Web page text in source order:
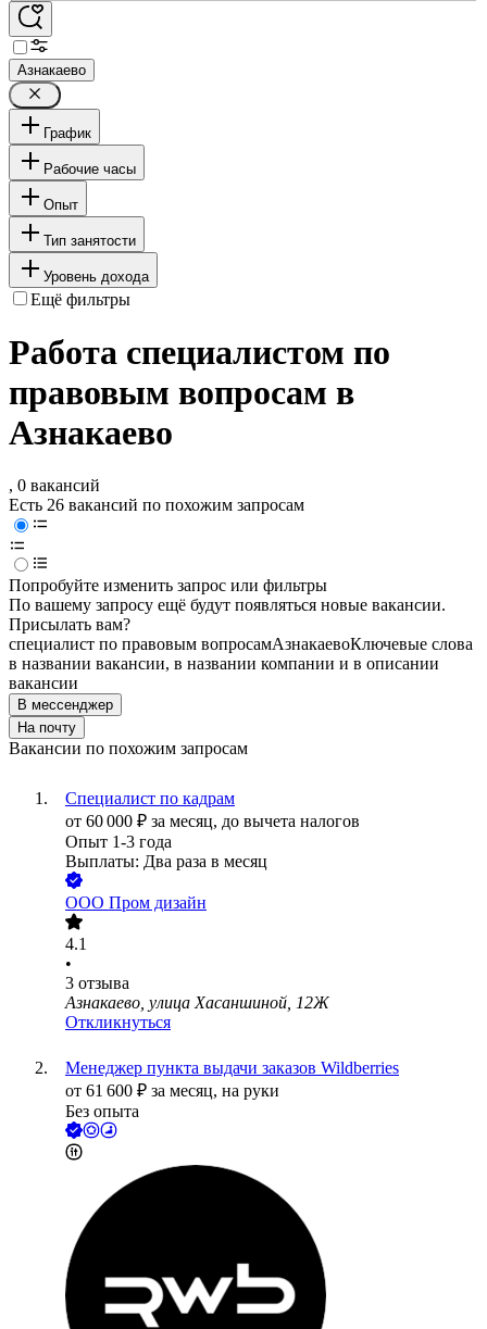
Азнакаево
График
Рабочие часы
Опыт
Тип занятости
Уровень дохода
Ещё фильтры
Работа специалистом по
правовым вопросам в
Азнакаево
, 0 вакансий
Есть 26 вакансий по похожим запросам
Попробуйте изменить запрос или фильтры
По вашему запросу ещё будут появляться новые вакансии.
Присылать вам?
специалист по правовым вопросамАзнакаевоКлючевые слова
в названии вакансии, в названии компании и в описании
вакансии
В мессенджер
На почту
Вакансии по похожим запросам
Специалист по кадрам
от 60 000 ₽ за месяц, до вычета налогов
Опыт 1-3 года
Выплаты: Два раза в месяц
ООО Пром дизайн
4.1
•
3 отзыва
Азнакаево, улица Хасаншиной, 12Ж
Откликнуться
Менеджер пункта выдачи заказов Wildberries
от 61 600 ₽ за месяц, на руки
Без опыта